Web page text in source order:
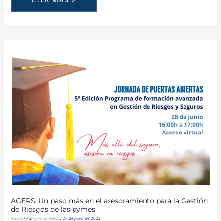
AGERS: Un paso más en el asesoramiento para la Gestión
de Riesgos de las pymes
AGERS/ PorS. Fecor News/27 de junio de 2022
UN
PASO
MÁS
EL
ASESORAMIENTO
PARA
GESTIÓN
RIESGOS
DE
LAS
PYMES